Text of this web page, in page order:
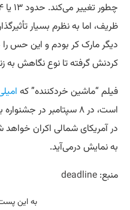
ظریف، اما به نظرم بسیار
دیگر مارک کر بودم و این حس
کردنش گرفته تا نوع نگاهش به
فیلم “ماشین خردکننده” که
است، در ۸ سپتامبر در
به نمایش درمی‌آید.
منبع: deadline
به این